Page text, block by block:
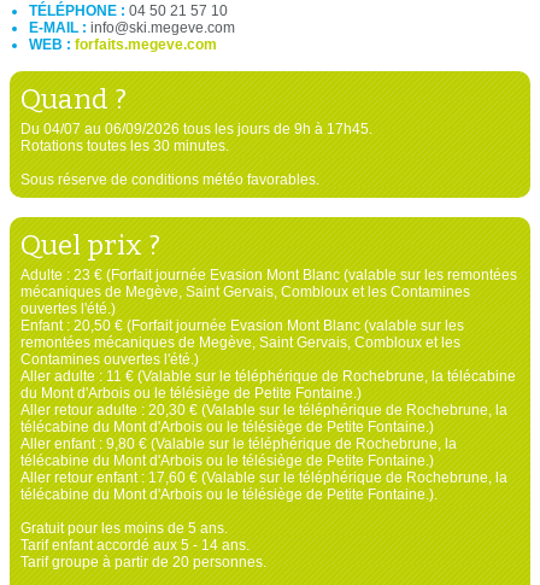
TÉLÉPHONE : 04 50 21 57 10
E-MAIL : info@ski.megeve.com
WEB : forfaits.megeve.com
Quand ?
Du 04/07 au 06/09/2026 tous les jours de 9h à 17h45.
Rotations toutes les 30 minutes.
Sous réserve de conditions météo favorables.
Quel prix ?
Adulte : 23 € (Forfait journée Evasion Mont Blanc (valable sur les remontées
mécaniques de Megève, Saint Gervais, Combloux et les Contamines
ouvertes l'été.)
Enfant : 20,50 € (Forfait journée Evasion Mont Blanc (valable sur les
remontées mécaniques de Megève, Saint Gervais, Combloux et les
Contamines ouvertes l'été.)
Aller adulte : 11 € (Valable sur le téléphérique de Rochebrune, la télécabine
du Mont d'Arbois ou le télésiège de Petite Fontaine.)
Aller retour adulte : 20,30 € (Valable sur le téléphérique de Rochebrune, la
télécabine du Mont d'Arbois ou le télésiège de Petite Fontaine.)
Aller enfant : 9,80 € (Valable sur le téléphérique de Rochebrune, la
télécabine du Mont d'Arbois ou le télésiège de Petite Fontaine.)
Aller retour enfant : 17,60 € (Valable sur le téléphérique de Rochebrune, la
télécabine du Mont d'Arbois ou le télésiège de Petite Fontaine.).
Gratuit pour les moins de 5 ans.
Tarif enfant accordé aux 5 - 14 ans.
Tarif groupe à partir de 20 personnes.